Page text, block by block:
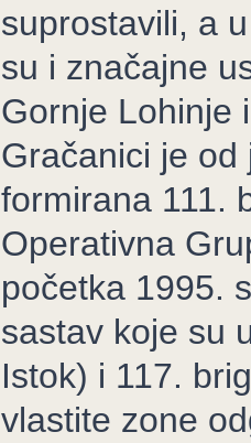
suprostavili, a
su i značajne
Gornje Lohinje
Gračanici je od
formirana 111.
Operativna
početka 1995.
sastav koje su
Istok) i 117.
vlastite zone